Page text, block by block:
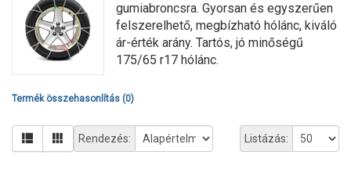
gumiabroncsra. Gyorsan és egyszerűen
felszerelhető, megbízható hólánc, kiváló
ár-érték arány. Tartós, jó minőségű
175/65 r17 hólánc.
Termék összehasonlítás (0)
Listázás:
Rendezés: